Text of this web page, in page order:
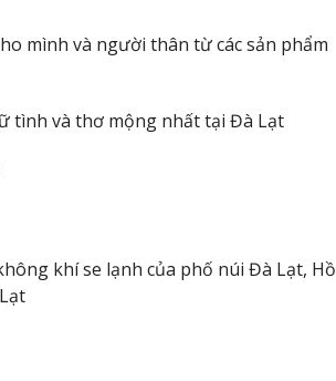
mình và người thân từ các sản phẩm
tình và thơ mộng nhất tại Đà Lạt
khí se lạnh của phố núi Đà Lạt, Hồ